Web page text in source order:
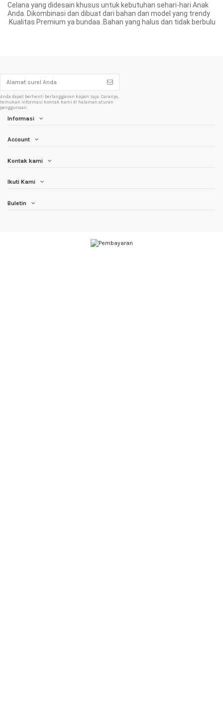
Celana yang didesain khusus untuk kebutuhan sehari-hari Anak
Anda. Dikombinasi dan dibuat dari bahan dan model yang trendy
.Kualitas Premium ya bundaa..Bahan yang halus dan tidak berbulu
Anda dapat berhenti berlangganan kapan saja. Caranya,
temukan informasi kontak kami di halaman aturan
penggunaan.
Informasi
Account
Kontak kami
Ikuti Kami
Buletin